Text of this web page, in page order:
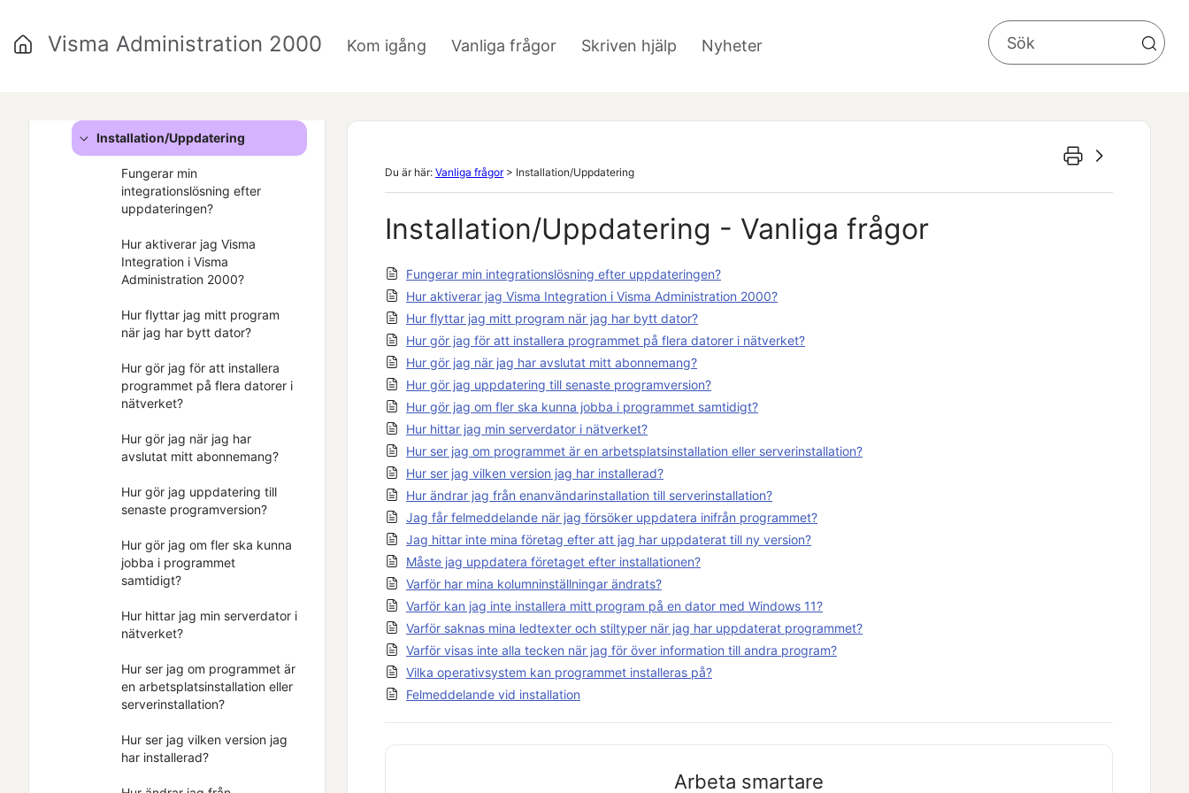
Kom igång Vanliga frågor Skriven hjälp Nyheter
Visma Administration 2000
Installation/Uppdatering
Fungerar min
integrationslösning efter
uppdateringen?
Hur aktiverar jag Visma
Integration i Visma
Administration 2000?
Hur flyttar jag mitt program
när jag har bytt dator?
Hur gör jag för att installera
programmet på flera datorer i
nätverket?
Hur gör jag när jag har
avslutat mitt abonnemang?
Hur gör jag uppdatering till
senaste programversion?
Hur gör jag om fler ska kunna
jobba i programmet
samtidigt?
Hur hittar jag min serverdator i
nätverket?
Hur ser jag om programmet är
en arbetsplatsinstallation eller
serverinstallation?
Hur ser jag vilken version jag
har installerad?
Du är här: Vanliga frågor> Installation/Uppdatering
Installation/Uppdatering - Vanliga frågor
Fungerar min integrationslösning efter uppdateringen?
Hur aktiverar jag Visma Integration i Visma Administration 2000?
Hur flyttar jag mitt program när jag har bytt dator?
Hur gör jag för att installera programmet på flera datorer i nätverket?
Hur gör jag när jag har avslutat mitt abonnemang?
Hur gör jag uppdatering till senaste programversion?
Hur gör jag om fler ska kunna jobba i programmet samtidigt?
Hur hittar jag min serverdator i nätverket?
Hur ser jag om programmet är en arbetsplatsinstallation eller serverinstallation?
Hur ser jag vilken version jag har installerad?
Hur ändrar jag från enanvändarinstallation till serverinstallation?
Jag får felmeddelande när jag försöker uppdatera inifrån programmet?
Jag hittar inte mina företag efter att jag har uppdaterat till ny version?
Måste jag uppdatera företaget efter installationen?
Varför har mina kolumninställningar ändrats?
Varför kan jag inte installera mitt program på en dator med Windows 11?
Varför saknas mina ledtexter och stiltyper när jag har uppdaterat programmet?
Varför visas inte alla tecken när jag för över information till andra program?
Vilka operativsystem kan programmet installeras på?
Felmeddelande vid installation
Arbeta smartare